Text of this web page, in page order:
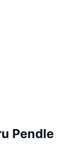
Pendle